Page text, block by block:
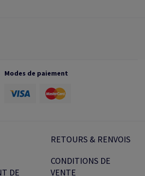
Modes de paiement
DE
RETOURS & RENVOIS
CONDITIONS DE
VENTE